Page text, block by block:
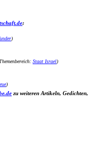
:
)
Staat Israel)
)
zu weiteren Artikeln, Gedichten,